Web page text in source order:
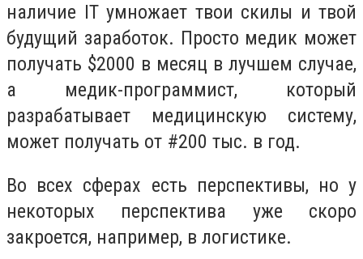
наличие IT умножает твои скилы и твой
будущий заработок. Просто медик может
получать $2000 в месяц в лучшем случае,
а медик-программист, который
разрабатывает медицинскую систему,
может получать от #200 тыс. в год.
Во всех сферах есть перспективы, но у
некоторых перспектива уже скоро
закроется, например, в логистике.